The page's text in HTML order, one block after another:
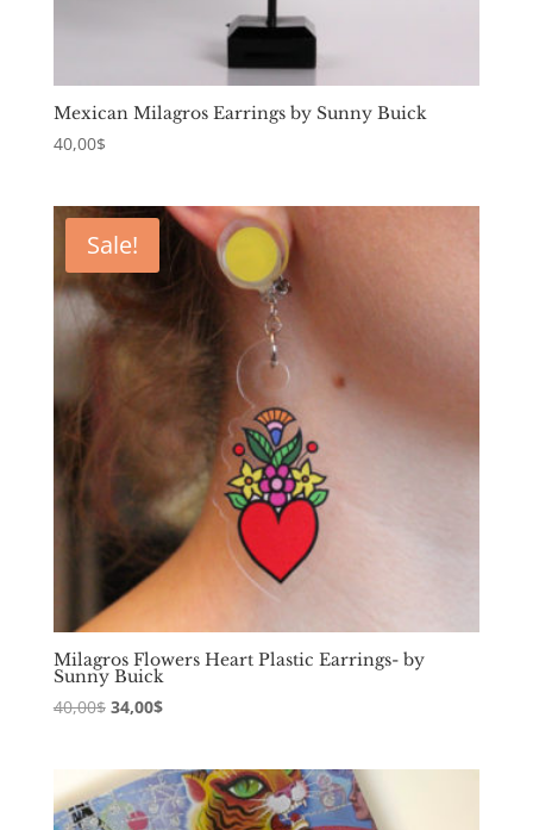
Mexican Milagros Earrings by Sunny Buick
40,00$
Sale!
Milagros Flowers Heart Plastic Earrings- by
Sunny Buick
40,00$ Original
40,00$.
34,00$Current
34,00$.